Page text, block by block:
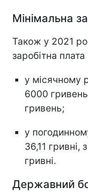
Мінімальна
Також у 2021
заробітна
у місячному
6000
гривень;
у
36,11 гривні,
гривні.
Державний